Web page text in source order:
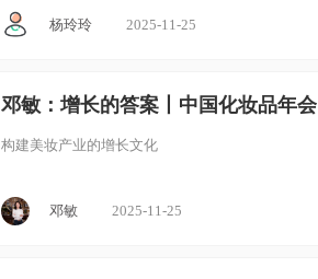
杨玲玲 2025-11-25
邓敏：增长的答案丨中国化妆品年会
构建美妆产业的增长文化
邓敏 2025-11-25